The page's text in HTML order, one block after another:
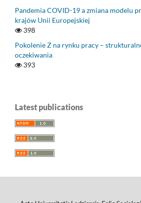
Pandemia COVID-19 a zmiana modelu
krajów Unii Europejskiej
398
Pokolenie Z na rynku pracy –
oczekiwania
393
Latest publications